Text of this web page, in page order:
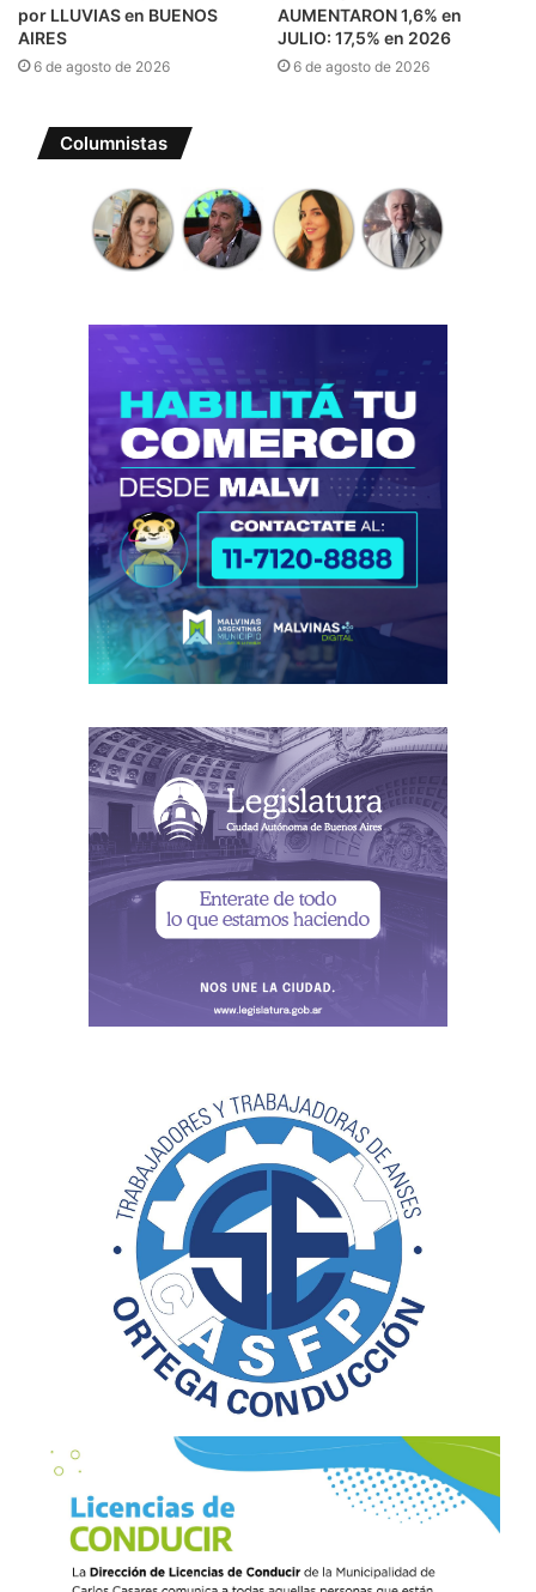
por LLUVIAS en BUENOS
AIRES
6 de agosto de 2026
AUMENTARON 1,6% en
JULIO: 17,5% en 2026
6 de agosto de 2026
Columnistas